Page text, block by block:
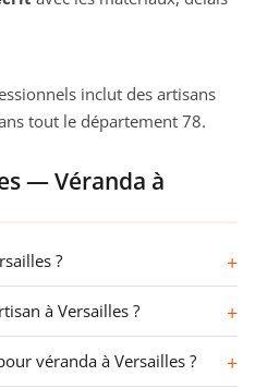
inclut des artisans
tout le département 78.
— Véranda à
?
à Versailles ?
véranda à Versailles ?